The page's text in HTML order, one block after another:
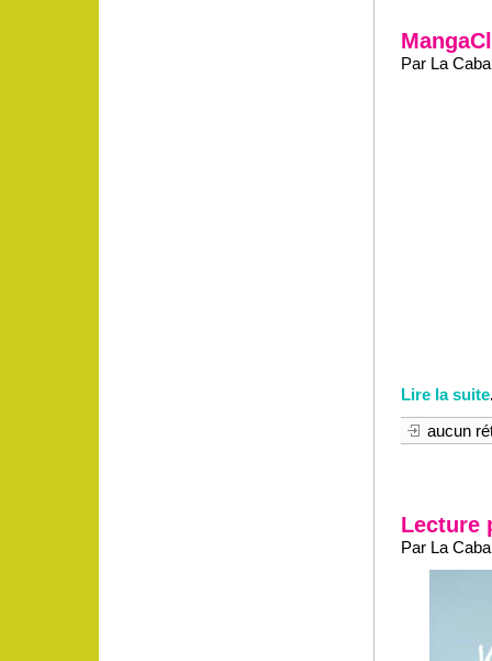
Par La
Lire la suite
aucun
Lecture
Par La